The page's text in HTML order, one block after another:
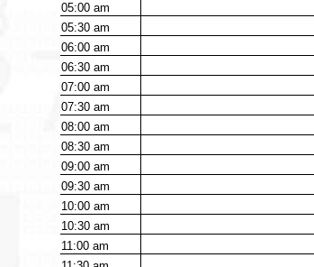
05:00am
05:30am
06:00am
06:30am
07:00am
07:30am
08:00am
08:30am
09:00am
09:30am
10:00am
10:30am
11:00am